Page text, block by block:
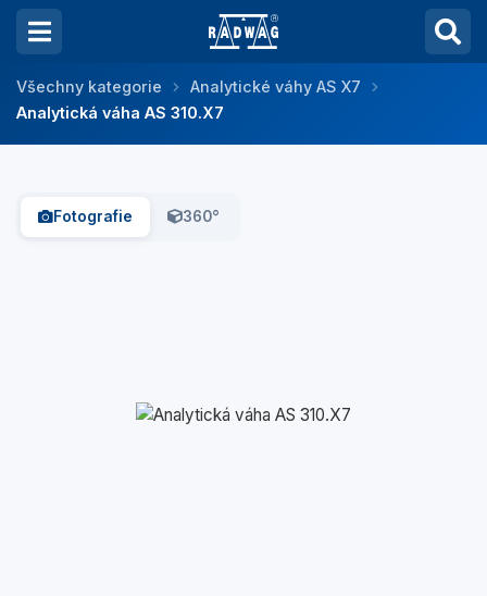
Všechny kategorie
Analytické váhy AS X7
Analytická váha AS 310.X7
Fotografie 360°